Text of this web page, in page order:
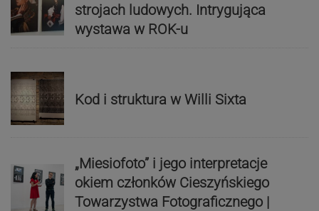
strojach ludowych. Intrygująca
wystawa w ROK-u
Kod i struktura w Willi Sixta
„Miesiofoto” i jego interpretacje
okiem członków Cieszyńskiego
Towarzystwa Fotograficznego |